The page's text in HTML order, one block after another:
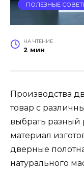
ПОЛЕЗНЫЕ
НА ЧТЕНИЕ
2 мин
Производства
товар с
выбрать разный
материал
дверные
натурального